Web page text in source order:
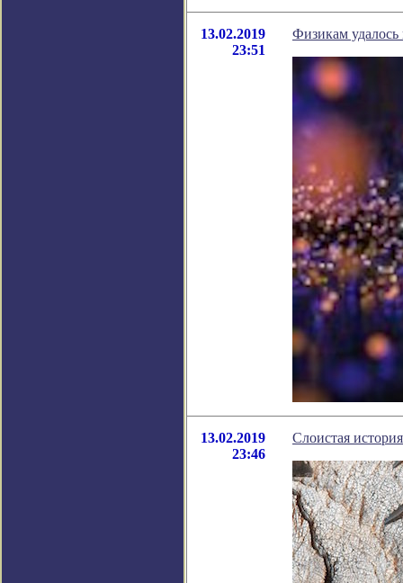
13.02.2019
23:51
Физикам удалось
13.02.2019
23:46
Слоистая